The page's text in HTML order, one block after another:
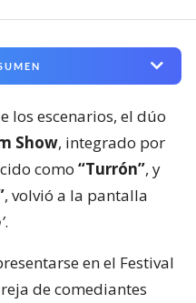
los escenarios, el dúo
Show, integrado por
como “Turrón”, y
, volvió a la pantalla
.
en el Festival
de comediantes